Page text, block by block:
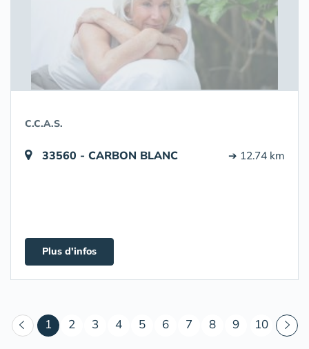
C.C.A.S.
33560 - CARBON BLANC ➔ 12.74 km
Plus d'infos
1 (courant)
2 3 4 5 6 7 8 9 10